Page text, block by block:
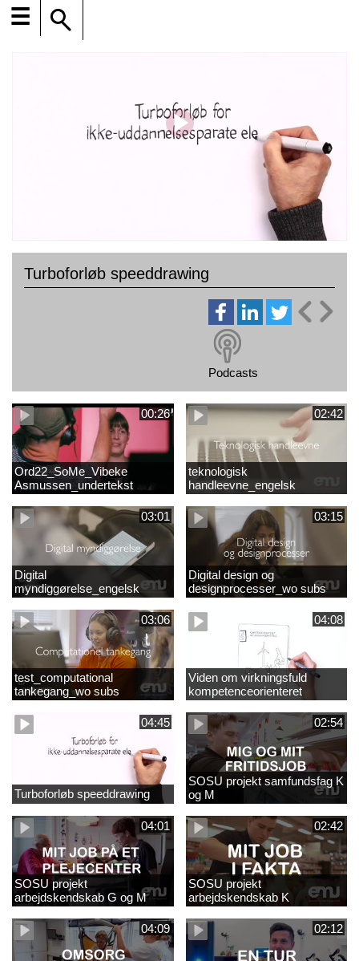
☰
Turboforløb speeddrawing
Podcasts
00:26
Ord22_SoMe_Vibeke
Asmussen_undertekst
02:42
teknologisk
handleevne_engelsk
03:01
Digital
myndiggørelse_engelsk
03:15
Digital design og
designprocesser_wo subs
03:06
test_computational
tankegang_wo subs
04:08
Viden om virkningsfuld
kompetenceorienteret
naturfagsundervisning
04:45
Turboforløb speeddrawing
02:54
SOSU projekt samfundsfag K
og M
04:01
SOSU projekt
arbejdskendskab G og M
02:42
SOSU projekt
arbejdskendskab K
04:09 02:12